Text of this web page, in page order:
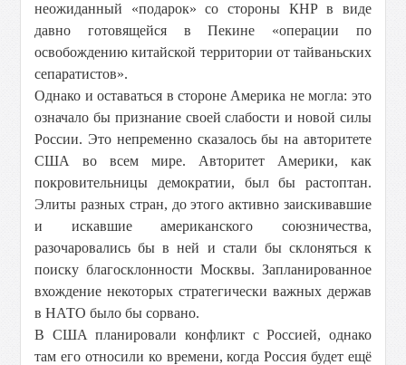
неожиданный «подарок» со стороны КНР в виде
давно готовящейся в Пекине «операции по
освобождению китайской территории от тайваньских
сепаратистов».
Однако и оставаться в стороне Америка не могла: это
означало бы признание своей слабости и новой силы
России. Это непременно сказалось бы на авторитете
США во всем мире. Авторитет Америки, как
покровительницы демократии, был бы растоптан.
Элиты разных стран, до этого активно заискивавшие
и искавшие американского союзничества,
разочаровались бы в ней и стали бы склоняться к
поиску благосклонности Москвы. Запланированное
вхождение некоторых стратегически важных держав
в НАТО было бы сорвано.
В США планировали конфликт с Россией, однако
там его относили ко времени, когда Россия будет ещё